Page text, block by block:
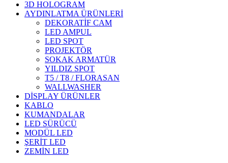
3D HOLOGRAM
AYDINLATMA ÜRÜNLERİ
DEKORATİF CAM
LED AMPUL
LED SPOT
PROJEKTÖR
SOKAK ARMATÜR
YILDIZ SPOT
T5 / T8 / FLORASAN
WALLWASHER
DİSPLAY ÜRÜNLER
KABLO
KUMANDALAR
LED SÜRÜCÜ
MODÜL LED
ŞERİT LED
ZEMİN LED